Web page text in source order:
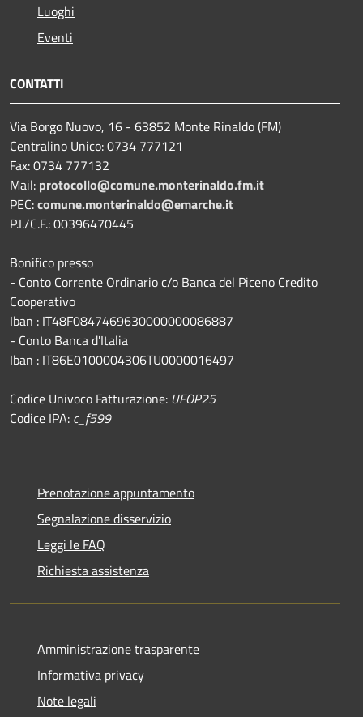
Luoghi
Eventi
CONTATTI
Via Borgo Nuovo, 16 - 63852 Monte Rinaldo (FM)
Centralino Unico: 0734 777121
Fax: 0734 777132
Mail: protocollo@comune.monterinaldo.fm.it
PEC:comune.monterinaldo@emarche.it
P.I./C.F.: 00396470445
Bonifico presso
​- Conto Corrente Ordinario c/o Banca del Piceno Credito
Cooperativo
Iban : IT48F0847469630000000086887
- Conto Banca d'Italia
Iban : IT86E0100004306TU0000016497
Codice Univoco Fatturazione: UFOP25
Codice IPA: c_f599
Prenotazione appuntamento
Segnalazione disservizio
Leggi le FAQ
Richiesta assistenza
Amministrazione trasparente
Informativa privacy
Note legali